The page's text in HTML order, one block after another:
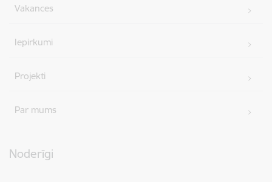
Vakances
Iepirkumi
Projekti
Par mums
Noderīgi